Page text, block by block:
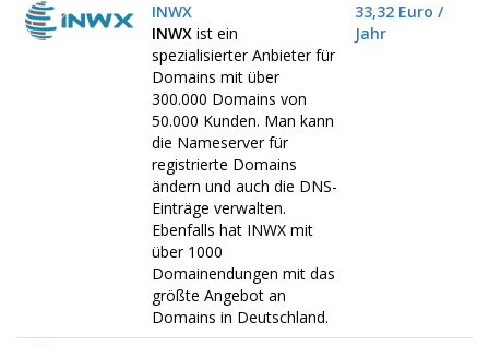
INWX
INWX ist ein
spezialisierter Anbieter für
Domains mit über
300.000 Domains von
50.000 Kunden. Man kann
die Nameserver für
registrierte Domains
ändern und auch die DNS-
Einträge verwalten.
Ebenfalls hat INWX mit
über 1000
Domainendungen mit das
größte Angebot an
Domains in Deutschland.
33,32 Euro /
Jahr